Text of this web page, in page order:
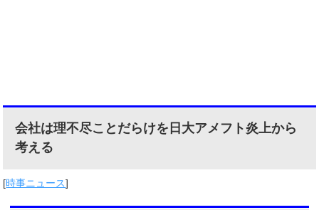
会社は理不尽ことだらけを日大アメフト炎上から
考える
[時事ニュース]